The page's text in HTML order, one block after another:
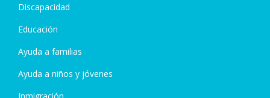
Discapacidad
Educación
Ayuda a familias
Ayuda a niños y jóvenes